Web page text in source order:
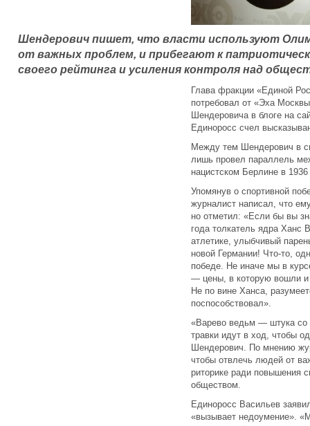
Шендерович пишет, что власти используют
от важных проблем, и прибегают к
своего рейтинга и усиления контроля над
Глава фракции «Единой
потребовал от «Эха
Шендеровича в блоге на
Единоросс счел
Между тем Шендерович в
лишь провел параллель
нацистском Берлине в 1936
Упомянув о спортивной
журналист написал, что
но отметил: «Если бы вы
года толкатель ядра Ханс
атлетике, улыбчивый
новой Германии! Что-то,
победе. Не иначе мы в
— цены, в которую вошли
Не по вине Ханса,
поспособствовал».
«Варево ведьм — штука
травки идут в ход, чтобы
Шендерович. По мнению
чтобы отвлечь людей от
риторике ради повышения
обществом.
Единоросс Васильев
«вызывает недоумение».